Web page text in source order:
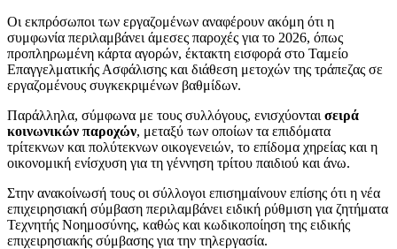
Οι εκπρόσωποι των εργαζομένων αναφέρουν ακόμη ότι η
συμφωνία περιλαμβάνει άμεσες παροχές για το 2026, όπως
προπληρωμένη κάρτα αγορών, έκτακτη εισφορά στο Ταμείο
Επαγγελματικής Ασφάλισης και διάθεση μετοχών της τράπεζας σε
εργαζομένους συγκεκριμένων βαθμίδων.
Παράλληλα, σύμφωνα με τους συλλόγους, ενισχύονται σειρά
κοινωνικών παροχών, μεταξύ των οποίων τα επιδόματα
τρίτεκνων και πολύτεκνων οικογενειών, το επίδομα χηρείας και η
οικονομική ενίσχυση για τη γέννηση τρίτου παιδιού και άνω.
Στην ανακοίνωσή τους οι σύλλογοι επισημαίνουν επίσης ότι η νέα
επιχειρησιακή σύμβαση περιλαμβάνει ειδική ρύθμιση για ζητήματα
Τεχνητής Νοημοσύνης, καθώς και κωδικοποίηση της ειδικής
επιχειρησιακής σύμβασης για την τηλεργασία.